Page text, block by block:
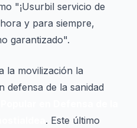
"¡Usurbil servicio de
y para siempre,
garantizado".
la movilización la
defensa de la sanidad
. Este último